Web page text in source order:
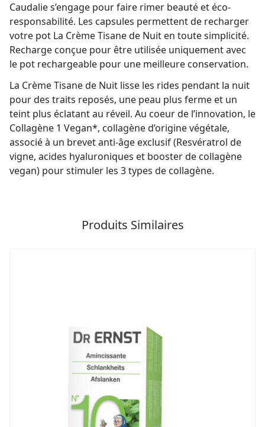
Caudalie s’engage pour faire rimer beauté et éco-
responsabilité. Les capsules permettent de recharger
votre pot La Crème Tisane de Nuit en toute simplicité.
Recharge conçue pour être utilisée uniquement avec
le pot rechargeable pour une meilleure conservation.
La Crème Tisane de Nuit lisse les rides pendant la nuit
pour des traits reposés, une peau plus ferme et un
teint plus éclatant au réveil. Au coeur de l’innovation, le
Collagène 1 Vegan*, collagène d’origine végétale,
associé à un brevet anti-âge exclusif (Resvératrol de
vigne, acides hyaluroniques et booster de collagène
vegan) pour stimuler les 3 types de collagène.
Produits Similaires